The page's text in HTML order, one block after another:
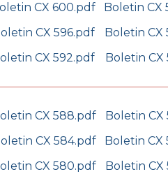
CX 600.pdf
Boletin CX
CX 596.pdf
Boletin CX
CX 592.pdf Boletin CX
CX 588.pdf
Boletin CX
CX 584.pdf
Boletin CX
CX 580.pdf Boletin CX